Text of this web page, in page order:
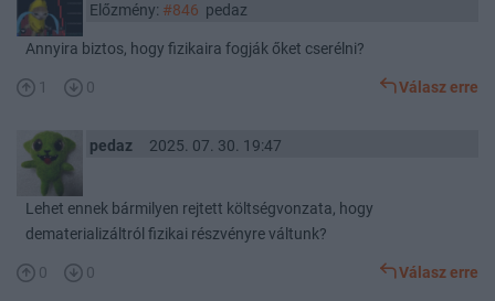
Előzmény: #846 pedaz
Annyira biztos, hogy fizikaira fogják őket cserélni?
1 0 Válasz erre
pedaz 2025. 07. 30. 19:47
Lehet ennek bármilyen rejtett költségvonzata, hogy
dematerializáltról fizikai részvényre váltunk?
0 0 Válasz erre